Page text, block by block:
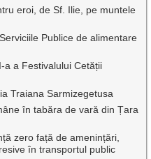
eroi, de Sf. Ilie, pe muntele
Publice de alimentare
a a Festivalului Cetății
Traiana Sarmizegetusa
în tabăra de vară din Țara
zero față de amenințări,
în transportul public